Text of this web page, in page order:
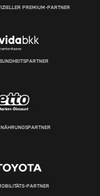
PREMIUM-PARTNER
PARTNER